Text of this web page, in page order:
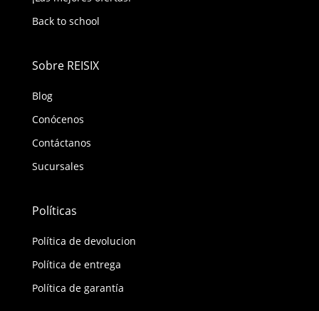
Back to school
Sobre REISIX
Blog
Conócenos
Contáctanos
Sucursales
Políticas
Política de devolucion
Política de entrega
Política de garantía